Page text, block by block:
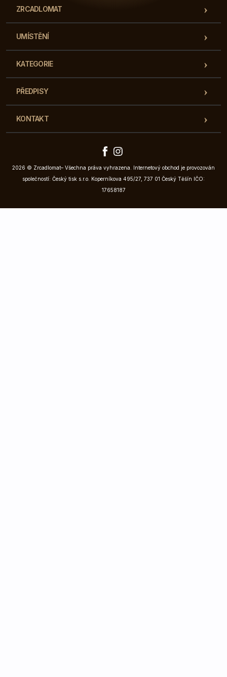
ZRCADLOMAT
UMÍSTĚNÍ
KATEGORIE
PŘEDPISY
KONTAKT
2026 © Zrcadlomat– Všechna práva vyhrazena. Internetový obchod je provozován
společností: Český tisk s.r.o. Koperníkova 495/27, 737 01 Český Těšín IČO:
17658187